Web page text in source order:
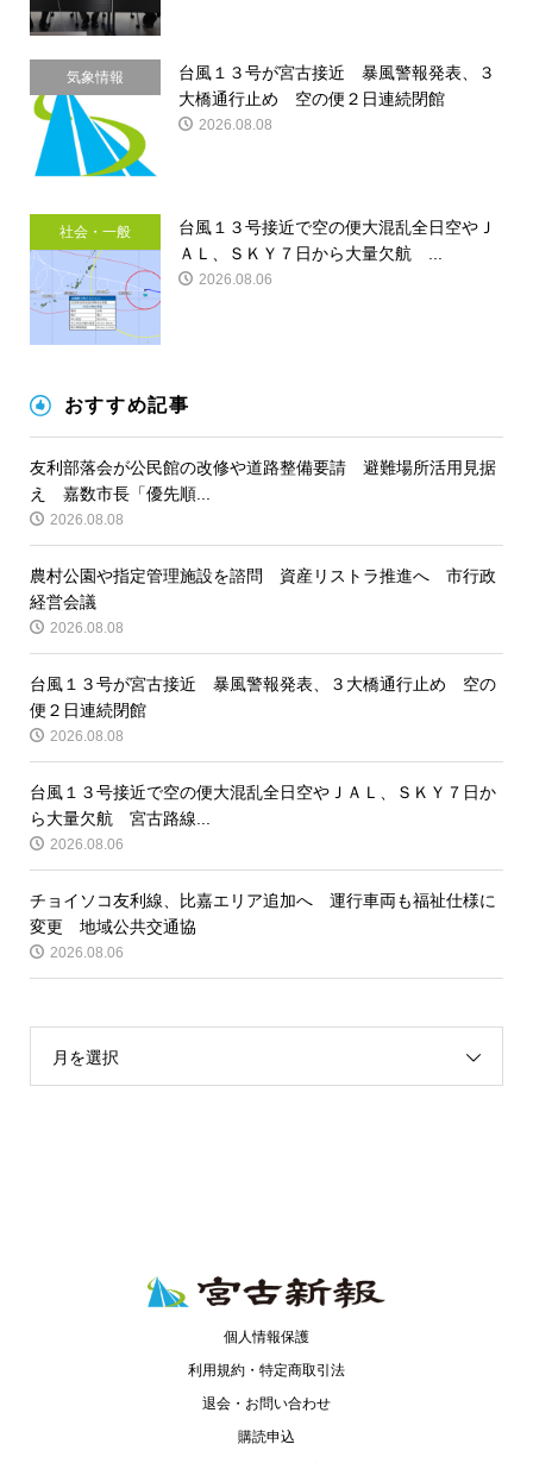
気象情報
台風１３号が宮古接近 暴風警報発表、３
大橋通行止め 空の便２日連続閉館
2026.08.08
社会・一般
台風１３号接近で空の便大混乱全日空やＪ
ＡＬ、ＳＫＹ７日から大量欠航 ...
2026.08.06
おすすめ記事
友利部落会が公民館の改修や道路整備要請 避難場所活用見据
え 嘉数市長「優先順...
2026.08.08
農村公園や指定管理施設を諮問 資産リストラ推進へ 市行政
経営会議
2026.08.08
台風１３号が宮古接近 暴風警報発表、３大橋通行止め 空の
便２日連続閉館
2026.08.08
台風１３号接近で空の便大混乱全日空やＪＡＬ、ＳＫＹ７日か
ら大量欠航 宮古路線...
2026.08.06
チョイソコ友利線、比嘉エリア追加へ 運行車両も福祉仕様に
変更 地域公共交通協
2026.08.06
月を選択
個人情報保護
利用規約・特定商取引法
退会・お問い合わせ
購読申込